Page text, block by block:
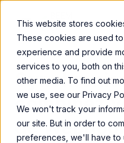
This website stores
These cookies are used
experience and provide
services to you, both on
other media. To find out
we use, see our Privacy
We won't track your
our site. But in order to
preferences, we'll have to
combinez
de